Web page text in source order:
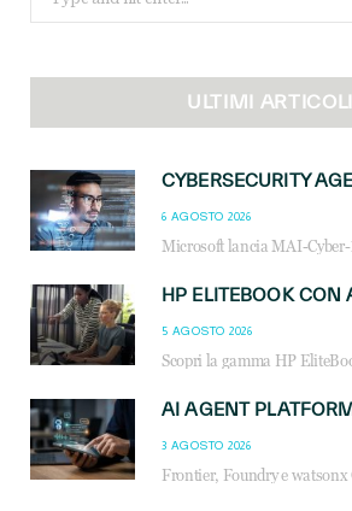
for:
ULTIMI ARTICOLI
6 AGOSTO 2026
5 AGOSTO 2026
3 AGOSTO 2026